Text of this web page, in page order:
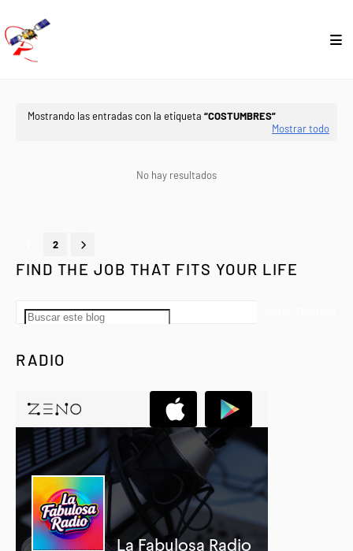
Mostrando las entradas con la etiqueta COSTUMBRES
Mostrar todo
No hay resultados
2
FIND THE JOB THAT FITS YOUR LIFE
RADIO